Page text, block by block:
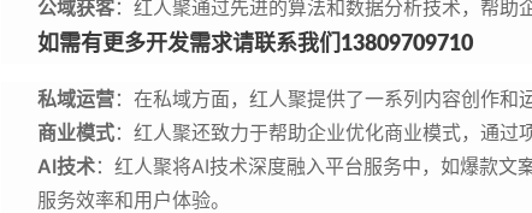
公域获客：红人聚通过先进的算法和数据分析技术，帮助
如需有更多开发需求请联系我们13809709710
私域运营：在私域方面，红人聚提供了一系列内容创作
商业模式：红人聚还致力于帮助企业优化商业模式，通过
AI技术：红人聚将AI技术深度融入平台服务中，如爆款
服务效率和用户体验。